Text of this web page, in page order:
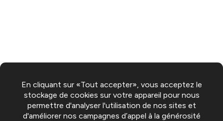
En cliquant sur «Tout accepter», vous acceptez le
stockage de cookies sur votre appareil pour nous
permettre d'analyser l'utilisation de nos sites et
d'améliorer nos campagnes d’appel à la générosité